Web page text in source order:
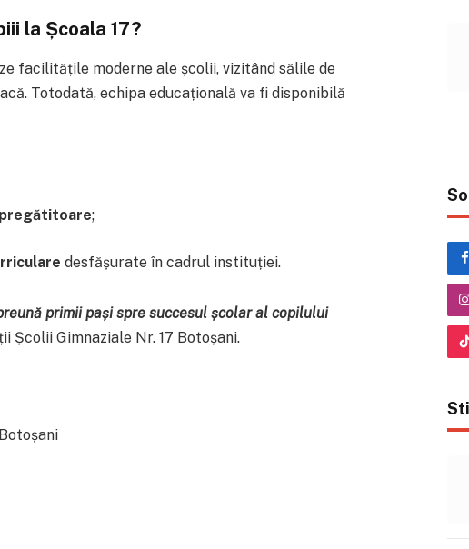
la Școala 17?
facilitățile moderne ale școlii, vizitând sălile de
Totodată, echipa educațională va fi disponibilă
;
desfășurate în cadrul instituției.
primii pași spre succesul școlar al copilului
Școlii Gimnaziale Nr. 17 Botoșani.